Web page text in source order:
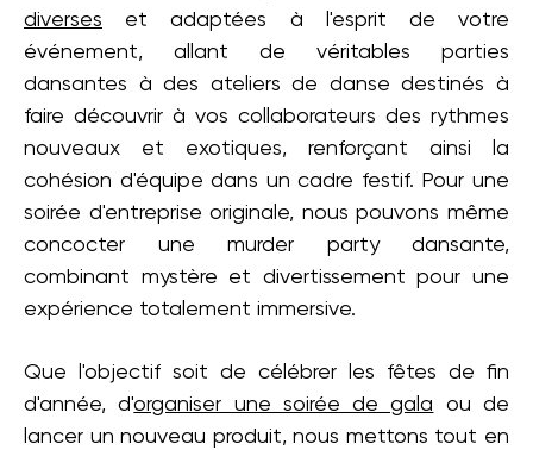
diverses et adaptées à l'esprit de votre
événement, allant de véritables parties
dansantes à des ateliers de danse destinés à
faire découvrir à vos collaborateurs des rythmes
nouveaux et exotiques, renforçant ainsi la
cohésion d'équipe dans un cadre festif. Pour une
soirée d'entreprise originale, nous pouvons même
concocter une murder party dansante,
combinant mystère et divertissement pour une
expérience totalement immersive.
Que l'objectif soit de célébrer les fêtes de fin
d'année, d'organiser une soirée de gala ou de
lancer un nouveau produit, nous mettons tout en